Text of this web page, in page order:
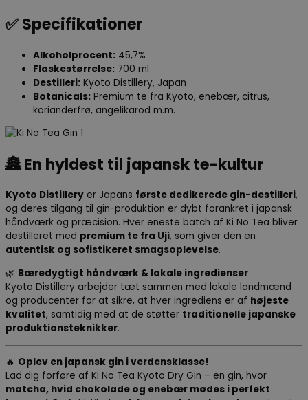
✅Specifikationer
Alkoholprocent: 45,7%
Flaskestørrelse: 700 ml
Destilleri: Kyoto Distillery, Japan
Botanicals: Premium te fra Kyoto, enebær, citrus,
korianderfrø, angelikarod m.m.
🏯En hyldest til japansk te-kultur
Kyoto Distillery er Japans første dedikerede gin-destilleri,
og deres tilgang til gin-produktion er dybt forankret i japansk
håndværk og præcision. Hver eneste batch af Ki No Tea bliver
destilleret med premium te fra Uji, som giver den en
autentisk og sofistikeret smagsoplevelse.
🌿 Bæredygtigt håndværk & lokale ingredienser
Kyoto Distillery arbejder tæt sammen med lokale landmænd
og producenter for at sikre, at hver ingrediens er af højeste
kvalitet, samtidig med at de støtter traditionelle japanske
produktionsteknikker.
🔥 Oplev en japansk gin i verdensklasse!
Lad dig forføre af Ki No Tea Kyoto Dry Gin – en gin, hvor
matcha, hvid chokolade og enebær mødes i perfekt